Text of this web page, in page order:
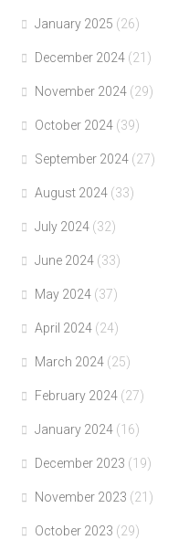
January 2025 (26)
December 2024 (21)
November 2024 (29)
October 2024 (39)
September 2024 (27)
August 2024 (33)
July 2024 (32)
June 2024 (33)
May 2024 (37)
April 2024 (24)
March 2024 (25)
February 2024 (27)
January 2024 (16)
December 2023 (19)
November 2023 (21)
October 2023 (29)